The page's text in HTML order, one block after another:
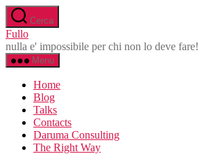
Salta
al
contenuto
Cerca
Fullo
nulla e' impossibile per chi non lo deve fare!
Menu
Home
Blog
Talks
Contacts
Daruma Consulting
The Right Way